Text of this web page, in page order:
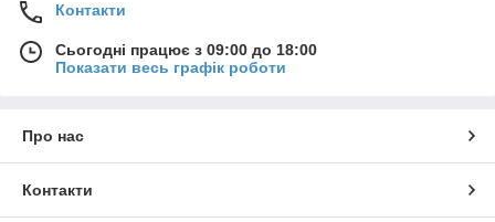
Контакти
Сьогодні працює з 09:00 до 18:00
Показати весь графік роботи
Про нас
Контакти